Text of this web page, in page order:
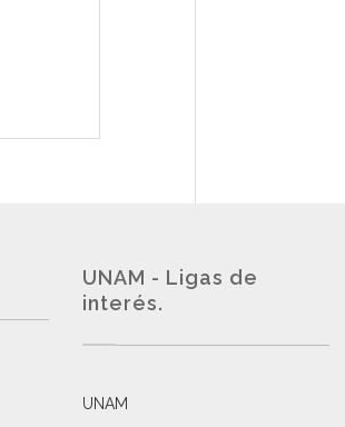
UNAM - Ligas de
interés.
UNAM